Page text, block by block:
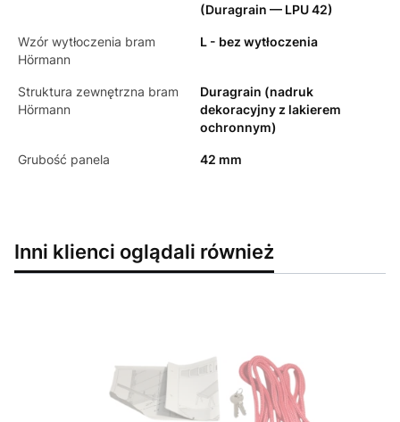
(Duragrain — LPU 42)
Wzór wytłoczenia bram
Hörmann
L - bez wytłoczenia
Struktura zewnętrzna bram
Hörmann
Duragrain (nadruk
dekoracyjny z lakierem
ochronnym)
Grubość panela 42 mm
Inni klienci oglądali również